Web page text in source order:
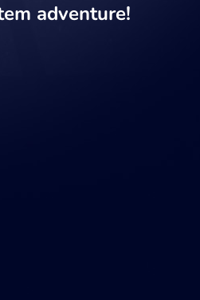
adventure!